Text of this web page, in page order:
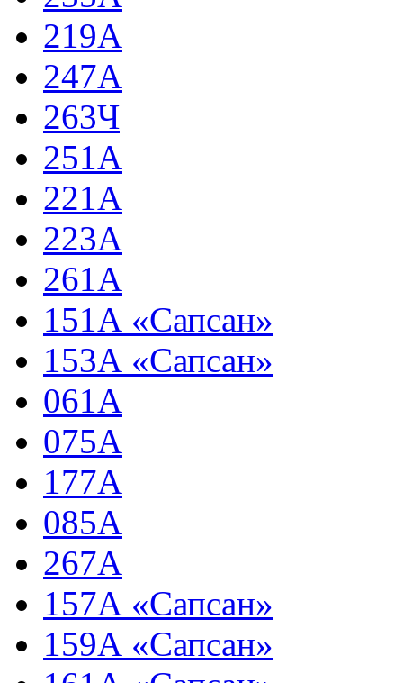
219А
247А
263Ч
251А
221А
223А
261А
151А «Сапсан»
153А «Сапсан»
061А
075А
177А
085А
267А
157А «Сапсан»
159А «Сапсан»